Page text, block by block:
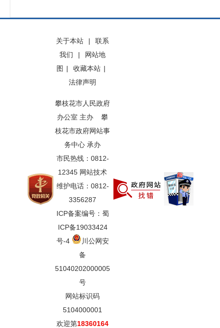
关于本站 |
联系
我们
|
网站地
图 | 收藏本站 |
法律声明
攀枝花市人民政府
办公室 主办 攀
枝花市政府网站事
务中心 承办
市民热线：0812-
12345 网站技术
维护电话：0812-
3356287
ICP备案编号：蜀
ICP备19033424
号-4
川公网安
备
51040202000005
号
网站标识码
5104000001
欢迎第18360164